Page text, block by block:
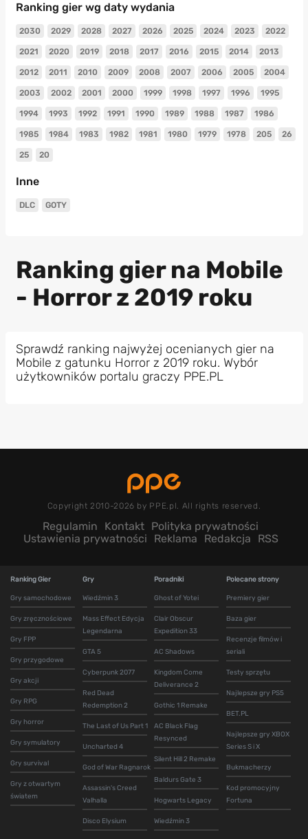
Ranking gier wg daty wydania
2030 2029 2028 2027 2026 2025 2024 2023 2022
2021 2020 2019 2018 2017 2016 2015 2014 2013
2012 2011 2010 2009 2008 2007 2006 2005 2004
2003 2002 2001 2000 1999 1998 1997 1996 1995
1994 1993 1992 1991 1990 1989 1988 1987 1986
1985 1984 1983 1982 1981 1980 1979 1978 205 26
25 20
Inne
DLC GOTY
Ranking gier na Mobile
- Horror z 2019 roku
Sprawdź ranking najwyżej ocenianych gier na
Mobile z gatunku Horror z 2019 roku. Wybór
użytkowników portalu graczy PPE.PL
Copyright 2010-2026 by PPE.pl. All rights reserved.
Regulamin Kontakt Polityka prywatności
Ustawienia prywatności
Reklama Redakcja RSS
Ranking Gier
Gry samochodowe
Gry zręcznościowe
Gry FPP
Gry przygodowe
Gry akcji
Gry RPG
Gry horror
Gry symulatory
Gry survival
Gry z otwartym
światem
Gry
Wiedźmin 3
Mass Effect Edycja
Legendarna
GTA 5
Cyberpunk 2077
Red Dead
Redemption 2
The Last of Us Part 1
Uncharted 4
God of War Ragnarok
Assassin's Creed
Valhalla
Disco Elysium
Poradniki
Ghost of Yotei
Clair Obscur
Expedition 33
AC Shadows
Kingdom Come
Deliverance 2
Gothic 1 Remake
AC Black Flag
Resynced
Silent Hill 2 Remake
Baldurs Gate 3
Hogwarts Legacy
Wiedźmin 3
Polecane strony
Premiery gier
Baza gier
Recenzje filmów i
seriali
Testy sprzętu
Najlepsze gry PS5
BET.PL
Najlepsze gry XBOX
Series S i X
Bukmacherzy
Kod promocyjny
Fortuna